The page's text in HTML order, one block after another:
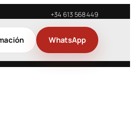
+34 613 568 449
WhatsApp